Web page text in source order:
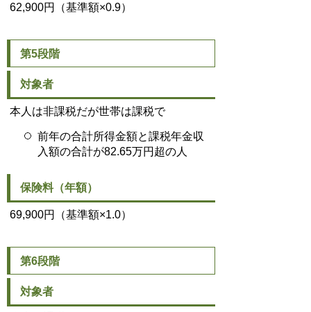
62,900円（基準額×0.9）
第5段階
対象者
本人は非課税だが世帯は課税で
前年の合計所得金額と課税年金収
入額の合計が82.65万円超の人
保険料（年額）
69,900円（基準額×1.0）
第6段階
対象者